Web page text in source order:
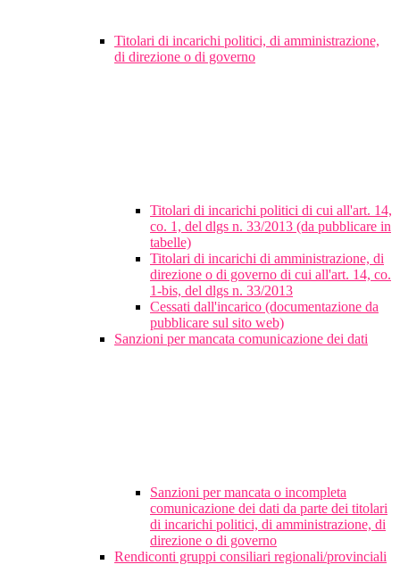
Titolari di incarichi politici, di amministrazione,
di direzione o di governo
Titolari di incarichi politici di cui all'art. 14,
co. 1, del dlgs n. 33/2013 (da pubblicare in
tabelle)
Titolari di incarichi di amministrazione, di
direzione o di governo di cui all'art. 14, co.
1-bis, del dlgs n. 33/2013
Cessati dall'incarico (documentazione da
pubblicare sul sito web)
Sanzioni per mancata comunicazione dei dati
Sanzioni per mancata o incompleta
comunicazione dei dati da parte dei titolari
di incarichi politici, di amministrazione, di
direzione o di governo
Rendiconti gruppi consiliari regionali/provinciali